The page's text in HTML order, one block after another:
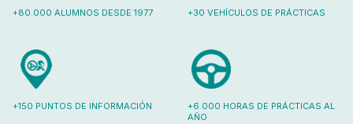
+80.000 ALUMNOS DESDE 1977 +30 VEHÍCULOS DE PRÁCTICAS
+150 PUNTOS DE INFORMACIÓN
+6.000 HORAS DE PRÁCTICAS AL
AÑO